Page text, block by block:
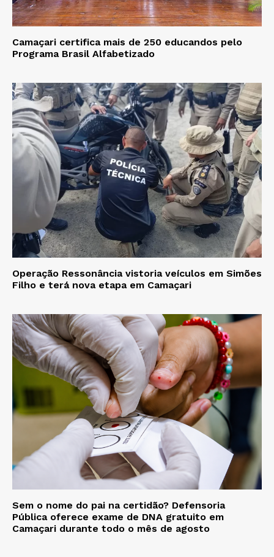
Camaçari certifica mais de 250 educandos pelo
Programa Brasil Alfabetizado
Operação Ressonância vistoria veículos em Simões
Filho e terá nova etapa em Camaçari
Sem o nome do pai na certidão? Defensoria
Pública oferece exame de DNA gratuito em
Camaçari durante todo o mês de agosto